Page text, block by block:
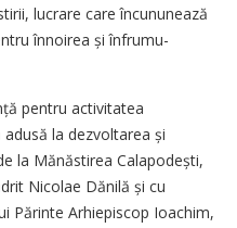
lucrare care încununează
înnoirea și înfrumu­
pentru activitatea
la dezvoltarea și
la Mănăstirea Calapo­dești,
Nicolae Dănilă și cu
Părinte Arhiepiscop Ioachim,